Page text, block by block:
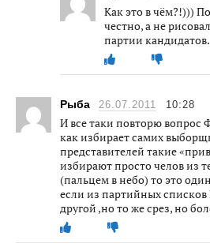
Как это в чём?!)))
честно, а не
партии
Рыба 26.07.2011 10:28
И все таки повторю вопрос
как избирает самих
представителей такие
избирают просто челов из
(пальцем в небо) то это
если из партийных списков
другой ,но то же срез, но